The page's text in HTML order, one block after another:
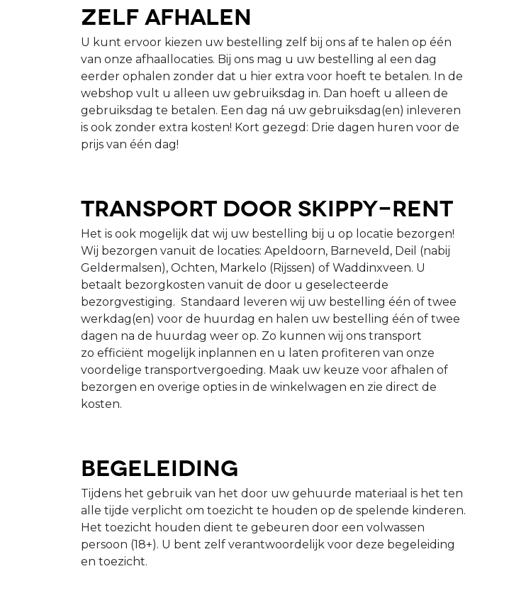
Zelf afhalen
U kunt ervoor kiezen uw bestelling zelf bij ons af te halen op één
van onze afhaallocaties. Bij ons mag u uw bestelling al een dag
eerder ophalen zonder dat u hier extra voor hoeft te betalen. In de
webshop vult u alleen uw gebruiksdag in. Dan hoeft u alleen de
gebruiksdag te betalen. Een dag ná uw gebruiksdag(en) inleveren
is ook zonder extra kosten! Kort gezegd: Drie dagen huren voor de
prijs van één dag!
Transport door Skippy-Rent
Het is ook mogelijk dat wij uw bestelling bij u op locatie bezorgen!
Wij bezorgen vanuit de locaties: Apeldoorn, Barneveld, Deil (nabij
Geldermalsen), Ochten, Markelo (Rijssen) of Waddinxveen. U
betaalt bezorgkosten vanuit de door u geselecteerde
bezorgvestiging. Standaard leveren wij uw bestelling één of twee
werkdag(en) voor de huurdag en halen uw bestelling één of twee
dagen na de huurdag weer op. Zo kunnen wij ons transport
zo efficiënt mogelijk inplannen en u laten profiteren van onze
voordelige transportvergoeding. Maak uw keuze voor afhalen of
bezorgen en overige opties in de winkelwagen en zie direct de
kosten.
Begeleiding
Tijdens het gebruik van het door uw gehuurde materiaal is het ten
alle tijde verplicht om toezicht te houden op de spelende kinderen.
Het toezicht houden dient te gebeuren door een volwassen
persoon (18+). U bent zelf verantwoordelijk voor deze begeleiding
en toezicht.